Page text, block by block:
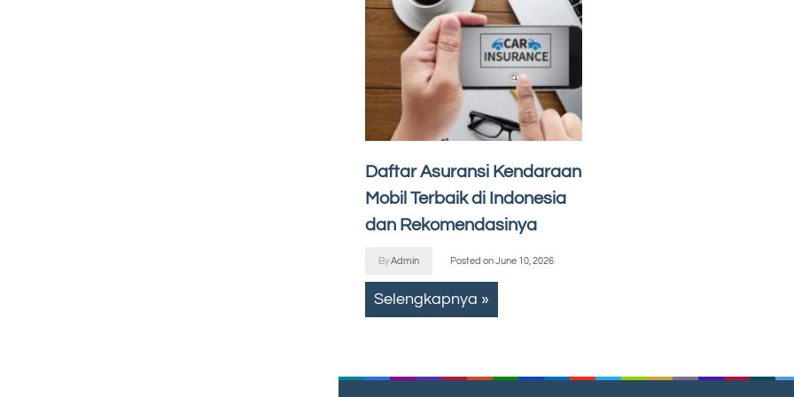
Daftar Asuransi Kendaraan
Mobil Terbaik di Indonesia
dan Rekomendasinya
ByAdmin Posted onJune 10, 2026
Selengkapnya »